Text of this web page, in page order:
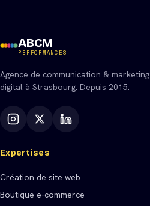
ABCM
PERFORMANCES
Agence de communication & marketing
digital à Strasbourg. Depuis 2015.
Expertises
Création de site web
Boutique e-commerce